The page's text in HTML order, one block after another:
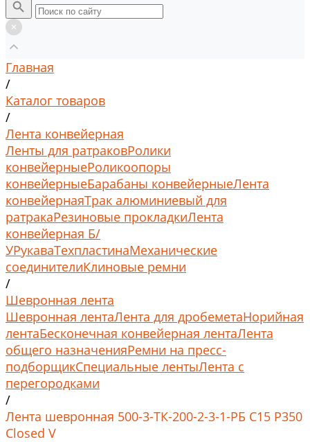
Главная
/
Каталог товаров
/
Лента конвейерная
Ленты для ратраковРолики
конвейерныеРоликоопоры
конвейерныеБарабаны конвейерныеЛента
конвейернаяТрак алюминиевый для
ратракаРезиновые прокладкиЛента
конвейерная Б/
УРукаваТехпластинаМеханические
соединителиКлиновые ремни
/
Шевронная лента
Шевронная лентаЛента для дробеметаНорийная
лентаБесконечная конвейерная лентаЛента
общего назначенияРемни на пресс-
подборщикСпециальные лентыЛента с
перегородками
/
Лента шевронная 500-3-ТК-200-2-3-1-РБ C15 P350
Closed V